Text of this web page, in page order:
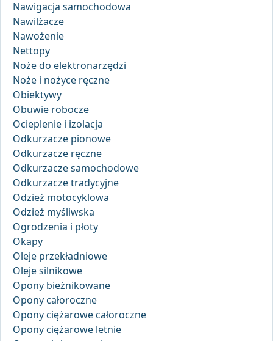
Nawigacja samochodowa
Nawilżacze
Nawożenie
Nettopy
Noże do elektronarzędzi
Noże i nożyce ręczne
Obiektywy
Obuwie robocze
Ocieplenie i izolacja
Odkurzacze pionowe
Odkurzacze ręczne
Odkurzacze samochodowe
Odkurzacze tradycyjne
Odzież motocyklowa
Odzież myśliwska
Ogrodzenia i płoty
Okapy
Oleje przekładniowe
Oleje silnikowe
Opony bieżnikowane
Opony całoroczne
Opony ciężarowe całoroczne
Opony ciężarowe letnie